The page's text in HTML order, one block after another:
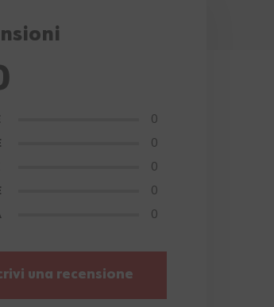
0
0
0
0
0
una recensione